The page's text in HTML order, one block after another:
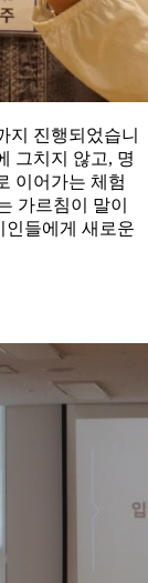
지 진행되었습니
그치지 않고, 명
이어가는 체험
가르침이 말이
인들에게 새로운